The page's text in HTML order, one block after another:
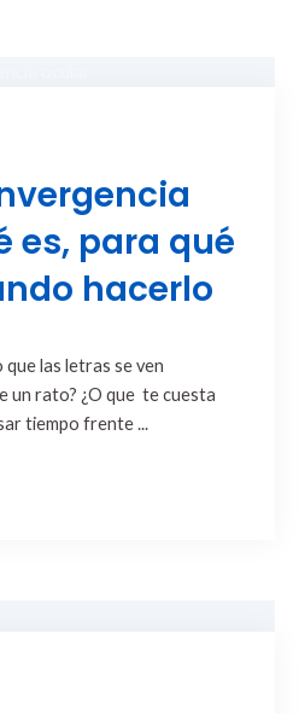
es, para qué
hacerlo
que las letras se ven
un rato? ¿O que te cuesta
tiempo frente ...